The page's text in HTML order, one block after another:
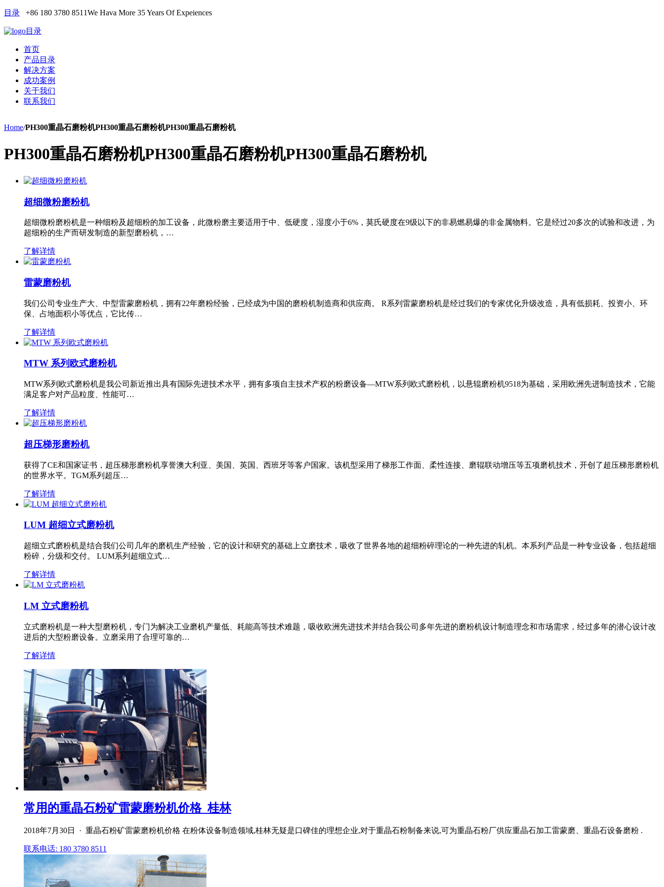
目录 +86 180 3780 8511We Hava More 35 Years Of Expeiences
目录
首页
产品目录
解决方案
成功案例
关于我们
联系我们
Home/PH300重晶石磨粉机PH300重晶石磨粉机PH300重晶石磨粉机
PH300重晶石磨粉机PH300重晶石磨粉机PH300重晶石磨粉机
超细微粉磨粉机
超细微粉磨粉机是一种细粉及超细粉的加工设备，此微粉磨主要适用于中、低硬度，湿度小于6%，莫氏硬度在9级以下的非易燃易爆的非金属物料。它是经过20多次的试验和改进，为
超细粉的生产而研发制造的新型磨粉机，…
了解详情
雷蒙磨粉机
我们公司专业生产大、中型雷蒙磨粉机，拥有22年磨粉经验，已经成为中国的磨粉机制造商和供应商。 R系列雷蒙磨粉机是经过我们的专家优化升级改造，具有低损耗、投资小、环
保、占地面积小等优点，它比传…
了解详情
MTW 系列欧式磨粉机
MTW系列欧式磨粉机是我公司新近推出具有国际先进技术水平，拥有多项自主技术产权的粉磨设备—MTW系列欧式磨粉机，以悬辊磨粉机9518为基础，采用欧洲先进制造技术，它能
满足客户对产品粒度、性能可…
了解详情
超压梯形磨粉机
获得了CE和国家证书，超压梯形磨粉机享誉澳大利亚、美国、英国、西班牙等客户国家。该机型采用了梯形工作面、柔性连接、磨辊联动增压等五项磨机技术，开创了超压梯形磨粉机
的世界水平。TGM系列超压…
了解详情
LUM 超细立式磨粉机
超细立式磨粉机是结合我们公司几年的磨机生产经验，它的设计和研究的基础上立磨技术，吸收了世界各地的超细粉碎理论的一种先进的轧机。本系列产品是一种专业设备，包括超细
粉碎，分级和交付。 LUM系列超细立式…
了解详情
LM 立式磨粉机
立式磨粉机是一种大型磨粉机，专门为解决工业磨机产量低、耗能高等技术难题，吸收欧洲先进技术并结合我公司多年先进的磨粉机设计制造理念和市场需求，经过多年的潜心设计改
进后的大型粉磨设备。立磨采用了合理可靠的…
了解详情
常用的重晶石粉矿雷蒙磨粉机价格_桂林
2018年7月30日 · 重晶石粉矿雷蒙磨粉机价格 在粉体设备制造领域,桂林无疑是口碑佳的理想企业,对于重晶石粉制备来说,可为重晶石粉厂供应重晶石加工雷蒙磨、重晶石设备磨粉 .
联系电话: 180 3780 8511